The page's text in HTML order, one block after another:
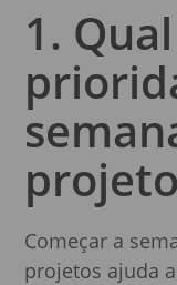
1.
Começar a
projetos ajuda